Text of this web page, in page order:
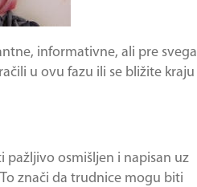
informativne, ali pre svega
u ovu fazu ili se bližite kraju
pažljivo osmišljen i napisan uz
znači da trudnice mogu biti